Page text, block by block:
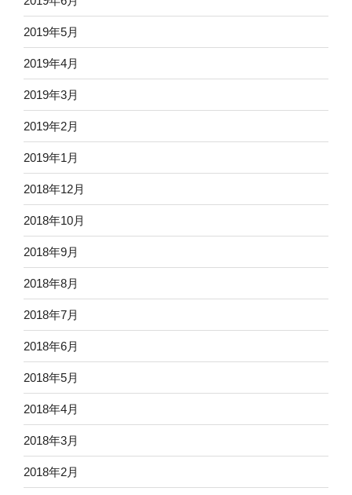
2019年5月
2019年4月
2019年3月
2019年2月
2019年1月
2018年12月
2018年10月
2018年9月
2018年8月
2018年7月
2018年6月
2018年5月
2018年4月
2018年3月
2018年2月